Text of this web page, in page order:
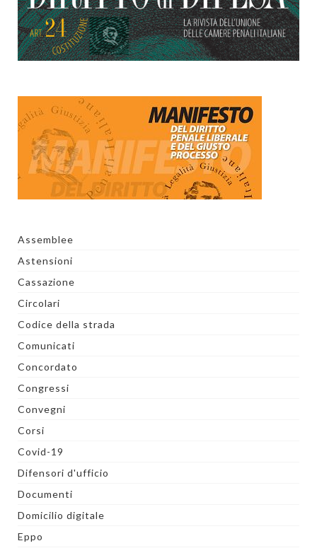
Assemblee
Astensioni
Cassazione
Circolari
Codice della strada
Comunicati
Concordato
Congressi
Convegni
Corsi
Covid-19
Difensori d'ufficio
Documenti
Domicilio digitale
Eppo